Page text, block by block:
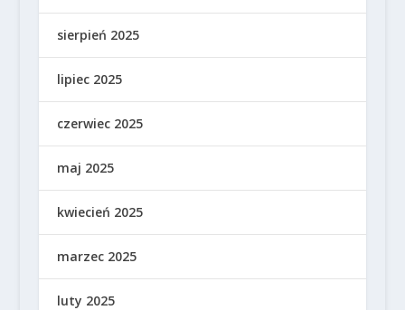
sierpień 2025
lipiec 2025
czerwiec 2025
maj 2025
kwiecień 2025
marzec 2025
luty 2025